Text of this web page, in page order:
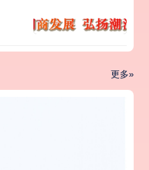
更多»